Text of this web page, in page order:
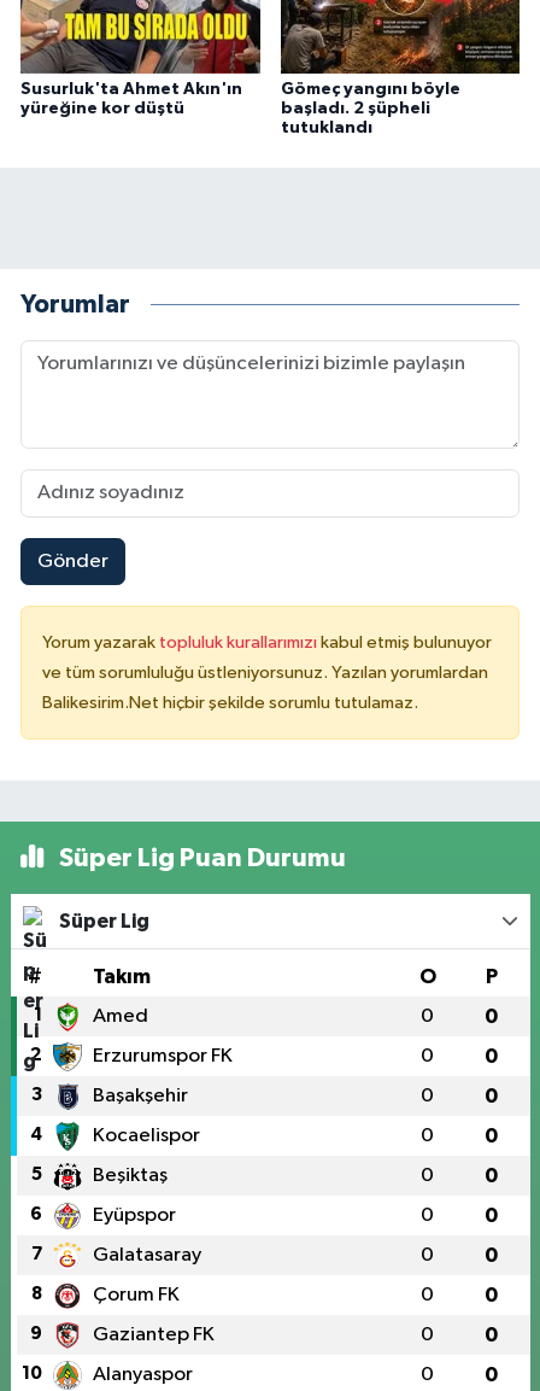
Susurluk'ta Ahmet Akın'ın
yüreğine kor düştü
Gömeç yangını böyle
başladı. 2 şüpheli
tutuklandı
Yorumlar
Gönder
Yorum yazarak topluluk kurallarımızı kabul etmiş bulunuyor
ve tüm sorumluluğu üstleniyorsunuz. Yazılan yorumlardan
Balikesirim.Net hiçbir şekilde sorumlu tutulamaz.
Süper Lig Puan Durumu
Süper Lig
# Takım O P
1 Amed 0 0
2 Erzurumspor FK 0 0
3 Başakşehir 0 0
4 Kocaelispor 0 0
5 Beşiktaş 0 0
6 Eyüpspor 0 0
7 Galatasaray 0 0
8 Çorum FK 0 0
9 Gaziantep FK 0 0
10 Alanyaspor 0 0